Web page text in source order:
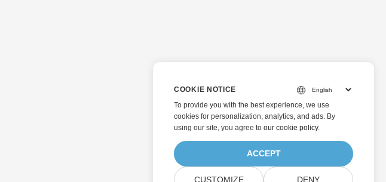
COOKIE NOTICE
To provide you with the best experience, we use
cookies for personalization, analytics, and ads. By
using our site, you agree to our cookie policy.
ACCEPT
CUSTOMIZE DENY